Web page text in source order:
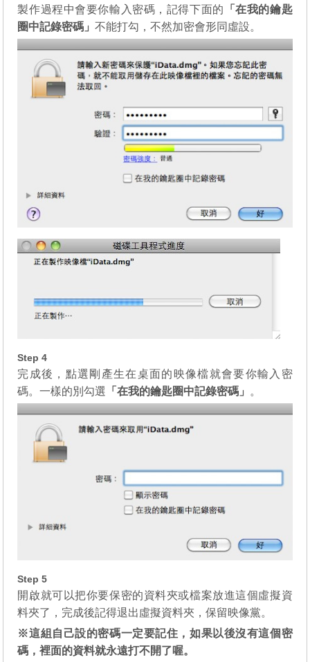
製作過程中會要你輸入密碼，記得下面的 「在我的鑰匙
圈中記錄密碼」不能打勾，不然加密會形同虛設。
Step 4
完成後，點選剛產生在桌面的映像檔就會要你輸入密
碼。一樣的別勾選 「在我的鑰匙圈中記錄密碼」 。
Step 5
開啟就可以把你要保密的資料夾或檔案放進這個虛擬資
料夾了，完成後記得退出虛擬資料夾，保留映像黨。
※這組自己設的密碼一定要記住，如果以後沒有這個密
碼，裡面的資料就永遠打不開了喔。